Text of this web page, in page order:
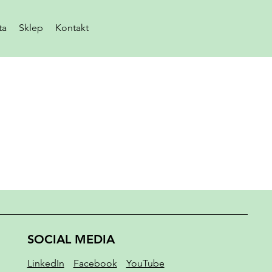
Sklep Kontakt
SOCIAL MEDIA
LinkedIn Facebook YouTube